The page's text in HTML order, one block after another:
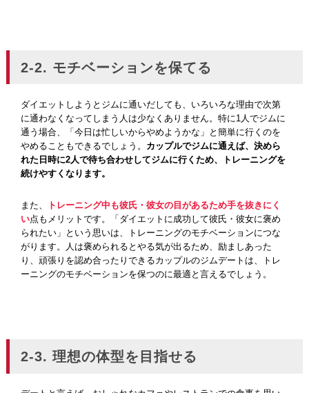
2-2. モチベーションを保てる
ダイエットしようとジムに通いだしても、いろいろな理由で次第
に通わなくなってしまう人は少なくありません。特に1人でジムに
通う場合、「今日は忙しいからやめようかな」と簡単に行くのを
やめることもできるでしょう。 カップルでジムに通えば、決めら
れた日時に2人で待ち合わせしてジムに行くため、トレーニングを
続けやすくなります。
また、
トレーニング中も彼氏・彼女の目があるため手を抜きにく
い点もメリットです。「ダイエットに成功して彼氏・彼女に褒め
られたい」という思いは、トレーニングのモチベーションにつな
がります。人は褒められるとやる気が出るため、励ましあった
り、頑張りを認め合ったりできるカップルのジムデートは、トレ
ーニングのモチベーションを保つのに最適と言えるでしょう。
2-3. 理想の体型を目指せる